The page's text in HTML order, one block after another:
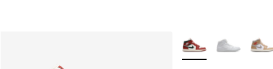
Plus de couleurs